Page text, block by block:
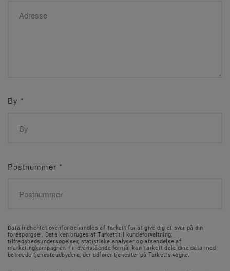
By *
Postnummer *
Data indhentet ovenfor behandles af Tarkett for at give dig et svar på din
forespørgsel. Data kan bruges af Tarkett til kundeforvaltning,
tilfredshedsundersøgelser, statistiske analyser og afsendelse af
marketingkampagner. Til ovenstående formål kan Tarkett dele dine data med
betroede tjenesteudbydere, der udfører tjenester på Tarketts vegne.